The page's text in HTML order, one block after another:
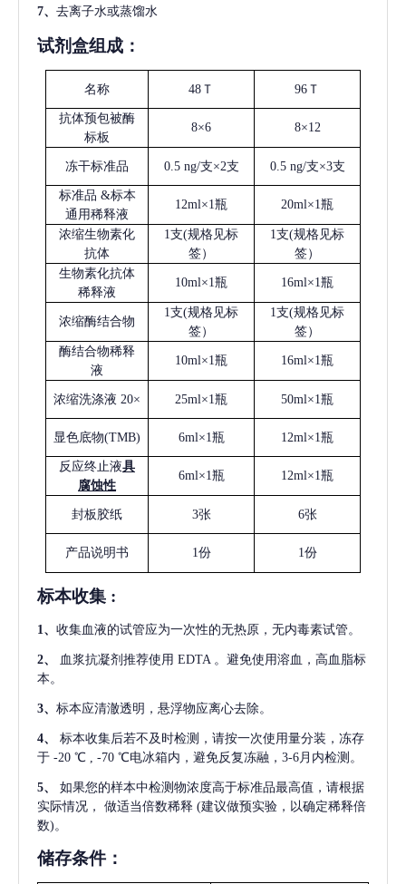
7、 去离子水或蒸馏水
试剂盒组成：
名称 48Ｔ 96Ｔ
抗体预包被酶
标板
8×6 8×12
冻干标准品 0.5 ng/支×2支 0.5 ng/支×3支
标准品 &标本
通用稀释液
12ml×1瓶 20ml×1瓶
浓缩生物素化
抗体
1支(规格见标
签）
1支(规格见标
签）
生物素化抗体
稀释液
10ml×1瓶 16ml×1瓶
浓缩酶结合物
1支(规格见标
签）
1支(规格见标
签）
酶结合物稀释
液
10ml×1瓶 16ml×1瓶
浓缩洗涤液 20× 25ml×1瓶 50ml×1瓶
显色底物(TMB) 6ml×1瓶 12ml×1瓶
反应终止液具
腐蚀性
6ml×1瓶 12ml×1瓶
封板胶纸 3张 6张
产品说明书 1份 1份
标本收集 :
1 、 收集血液的试管应为一次性的无热原，无内毒素试管。
2、 血浆抗凝剂推荐使用 EDTA 。避免使用溶血，高血脂标
本。
3、 标本应清澈透明，悬浮物应离心去除。
4、
标本收集后若不及时检测，请按一次使用量分装，冻存
于 -20 ℃ , -70 ℃电冰箱内，避免反复冻融，3-6月内检测。
5、
如果您的样本中检测物浓度高于标准品最高值，请根据
实际情况，
做适当倍数稀释 (建议做预实验，以确定稀释倍
数)。
储存条件：